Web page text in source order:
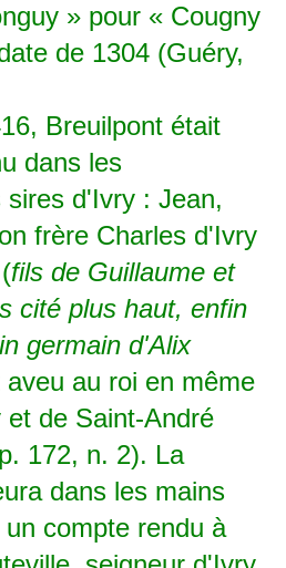
» pour « Cougny
de 1304 (Guéry,
Breuilpont était
dans les
d'Ivry : Jean,
frère Charles d'Ivry
fils de Guillaume et
cité plus haut, enfin
germain d'Alix
au roi en même
de Saint-André
172, n. 2). La
dans les mains
compte rendu à